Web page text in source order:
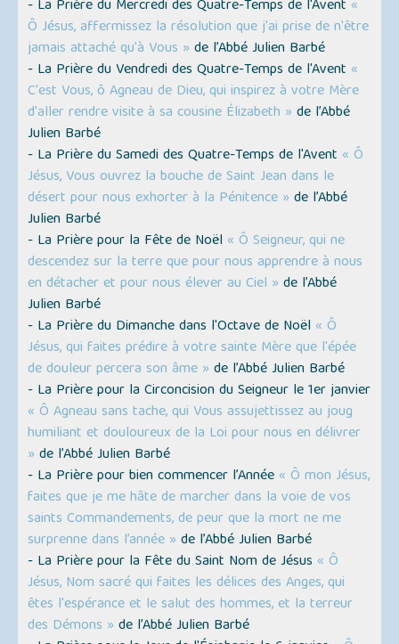
- La Prière du Mercredi des Quatre-Temps de l'Avent «
Ô Jésus, affermissez la résolution que j'ai prise de n'être
jamais attaché qu'à Vous » de l’Abbé Julien Barbé
- La Prière du Vendredi des Quatre-Temps de l'Avent «
C'est Vous, ô Agneau de Dieu, qui inspirez à votre Mère
d'aller rendre visite à sa cousine Élizabeth » de l’Abbé
Julien Barbé
- La Prière du Samedi des Quatre-Temps de l'Avent « Ô
Jésus, Vous ouvrez la bouche de Saint Jean dans le
désert pour nous exhorter à la Pénitence » de l’Abbé
Julien Barbé
- La Prière pour la Fête de Noël « Ô Seigneur, qui ne
descendez sur la terre que pour nous apprendre à nous
en détacher et pour nous élever au Ciel » de l’Abbé
Julien Barbé
- La Prière du Dimanche dans l'Octave de Noël « Ô
Jésus, qui faites prédire à votre sainte Mère que l'épée
de douleur percera son âme » de l’Abbé Julien Barbé
- La Prière pour la Circoncision du Seigneur le 1er janvier
« Ô Agneau sans tache, qui Vous assujettissez au joug
humiliant et douloureux de la Loi pour nous en délivrer
» de l’Abbé Julien Barbé
- La Prière pour bien commencer l’Année « Ô mon Jésus,
faites que je me hâte de marcher dans la voie de vos
saints Commandements, de peur que la mort ne me
surprenne dans l’année » de l’Abbé Julien Barbé
- La Prière pour la Fête du Saint Nom de Jésus « Ô
Jésus, Nom sacré qui faites les délices des Anges, qui
êtes l'espérance et le salut des hommes, et la terreur
des Démons » de l’Abbé Julien Barbé